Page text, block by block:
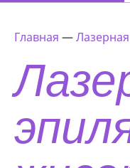
Главная —